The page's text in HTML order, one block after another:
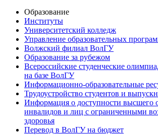
Образование
Институты
Университетский колледж
Управление образовательных
Волжский филиал ВолГУ
Образование за рубежом
Всероссийские студенческие
на базе ВолГУ
Информационно-образовательные
Трудоустройство студентов и
Информация о доступности высшего
инвалидов и лиц с ограниченными
здоровья
Перевод в ВолГУ на бюджет